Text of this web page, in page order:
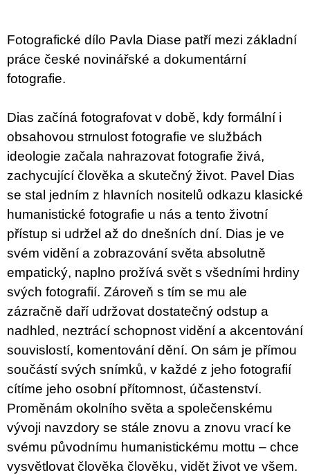
Fotografické dílo Pavla Diase patří mezi základní
práce české novinářské a dokumentární
fotografie.
Dias začíná fotografovat v době, kdy formální i
obsahovou strnulost fotografie ve službách
ideologie začala nahrazovat fotografie živá,
zachycující člověka a skutečný život. Pavel Dias
se stal jedním z hlavních nositelů odkazu klasické
humanistické fotografie u nás a tento životní
přístup si udržel až do dnešních dní. Dias je ve
svém vidění a zobrazování světa absolutně
empatický, naplno prožívá svět s všedními hrdiny
svých fotografií. Zároveň s tím se mu ale
zázračně daří udržovat dostatečný odstup a
nadhled, neztrácí schopnost vidění a akcentování
souvislostí, komentování dění. On sám je přímou
součástí svých snímků, v každé z jeho fotografií
cítíme jeho osobní přítomnost, účastenství.
Proměnám okolního světa a společenskému
vývoji navzdory se stále znovu a znovu vrací ke
svému původnímu humanistickému mottu – chce
vysvětlovat člověka člověku, vidět život ve všem.
e
m
e
VÝVAR
ROMSKÉ
RECEPTY
PRO
SNESITELNĚJŠÍ
KLIMA
300
Kč
Původně:
350
Kč